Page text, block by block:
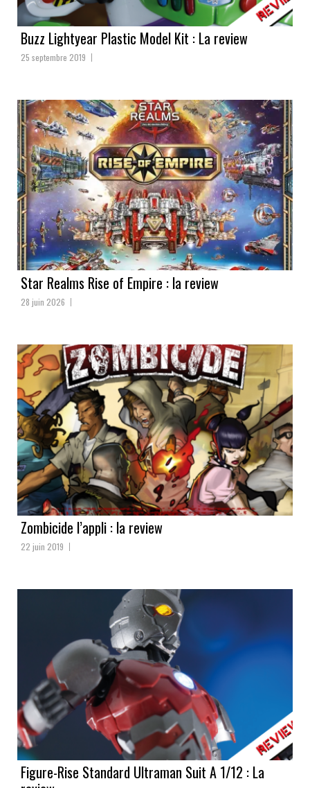
Buzz Lightyear Plastic Model Kit : La review
25 septembre 2019
Star Realms Rise of Empire : la review
28 juin 2026
Zombicide l’appli : la review
22 juin 2019
Figure-Rise Standard Ultraman Suit A 1/12 : La